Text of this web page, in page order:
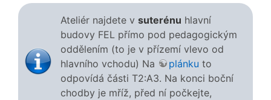
Ateliér najdete v suterénu hlavní
budovy FEL přímo pod pedagogickým
oddělením (to je v přízemí vlevo od
hlavního vchodu) Na
plánku to
odpovídá části T2:A3. Na konci boční
chodby je mříž, před ní počkejte,